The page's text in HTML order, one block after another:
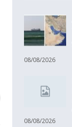
08/08/2026
08/08/2026